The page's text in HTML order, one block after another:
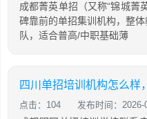
成都菁英单招（又称“锦城菁
碑靠前的单招集训机构，整
队，适合普高/中职基础薄
点击：104 发布时间：2026-